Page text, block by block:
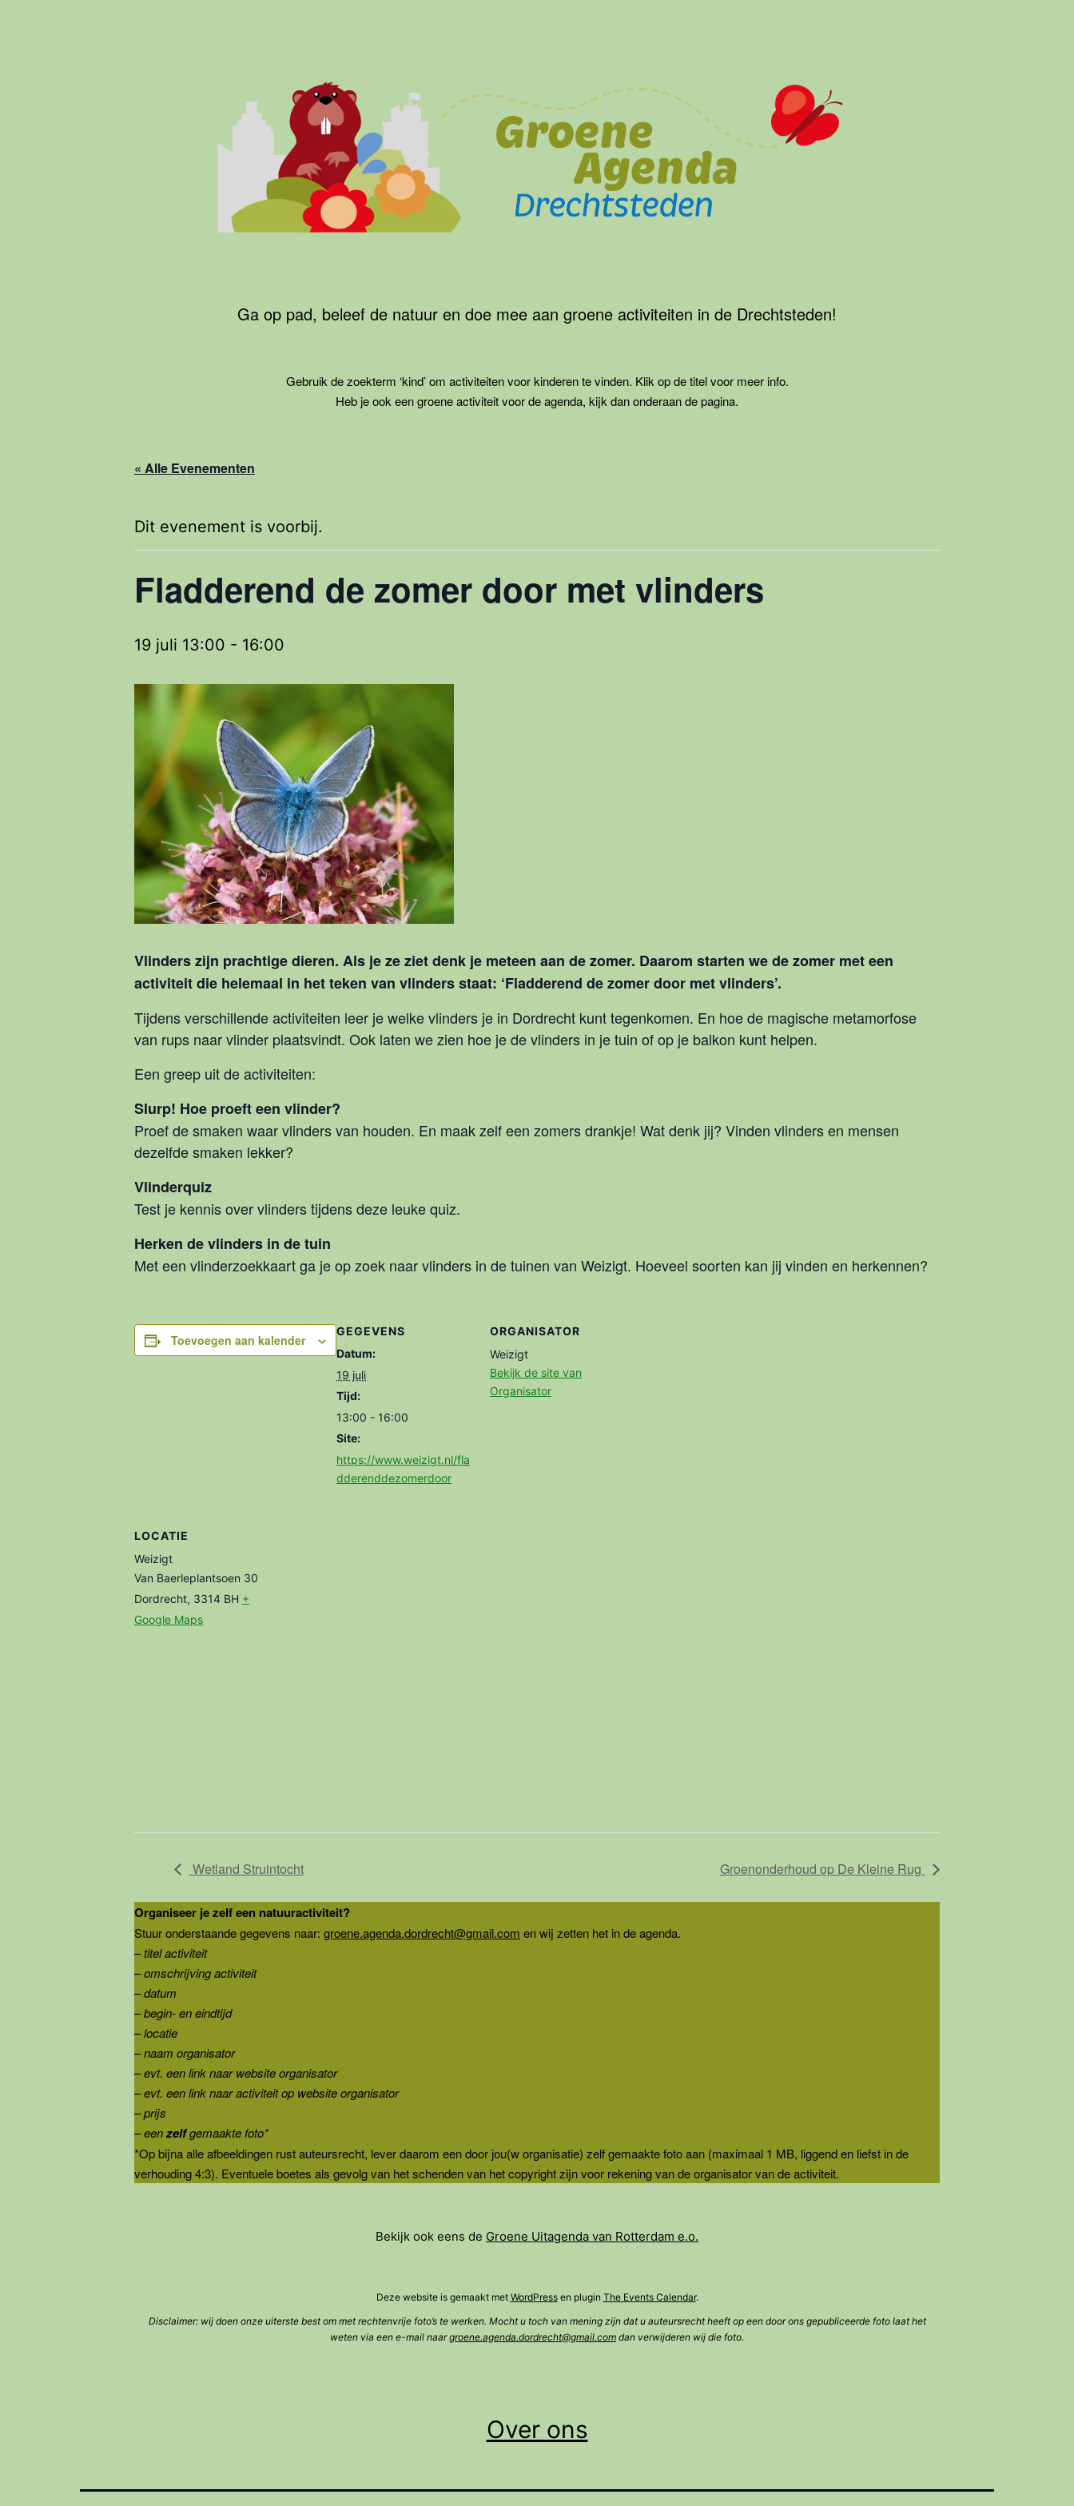
Ga op pad, beleef de natuur en doe mee aan groene activiteiten in de Drechtsteden!
Gebruik de zoekterm ‘kind’ om activiteiten voor kinderen te vinden. Klik op de titel voor meer info.
Heb je ook een groene activiteit voor de agenda, kijk dan onderaan de pagina.
« Alle Evenementen
Dit evenement is voorbij.
Fladderend de zomer door met vlinders
19 juli 13:00 - 16:00
Vlinders zijn prachtige dieren. Als je ze ziet denk je meteen aan de zomer. Daarom starten we de zomer met een
activiteit die helemaal in het teken van vlinders staat: ‘Fladderend de zomer door met vlinders’.
Tijdens verschillende activiteiten leer je welke vlinders je in Dordrecht kunt tegenkomen. En hoe de magische metamorfose
van rups naar vlinder plaatsvindt. Ook laten we zien hoe je de vlinders in je tuin of op je balkon kunt helpen.
Een greep uit de activiteiten:
Slurp! Hoe proeft een vlinder?
Proef de smaken waar vlinders van houden. En maak zelf een zomers drankje! Wat denk jij? Vinden vlinders en mensen
dezelfde smaken lekker?
Vlinderquiz
Test je kennis over vlinders tijdens deze leuke quiz.
Herken de vlinders in de tuin
Met een vlinderzoekkaart ga je op zoek naar vlinders in de tuinen van Weizigt. Hoeveel soorten kan jij vinden en herkennen?
Toevoegen aan kalender
GEGEVENS
Datum:
19 juli
Tijd:
13:00 - 16:00
Site:
https://www.weizigt.nl/fla
dderenddezomerdoor
ORGANISATOR
Weizigt
Bekijk de site van
Organisator
LOCATIE
Weizigt
Van Baerleplantsoen 30
Dordrecht, 3314 BH +
Google Maps
Wetland Struintocht Groenonderhoud op De Kleine Rug
Organiseer je zelf een natuuractiviteit?
Stuur onderstaande gegevens naar: groene.agenda.dordrecht@gmail.com en wij zetten het in de agenda.
– titel activiteit
– omschrijving activiteit
– datum
– begin- en eindtijd
– locatie
– naam organisator
– evt. een link naar website organisator
– evt. een link naar activiteit op website organisator
– prijs
– eenzelfgemaakte foto*
*Op bijna alle afbeeldingen rust auteursrecht, lever daarom een door jou(w organisatie) zelf gemaakte foto aan (maximaal 1 MB, liggend en liefst in de
verhouding 4:3). Eventuele boetes als gevolg van het schenden van het copyright zijn voor rekening van de organisator van de activiteit.
Bekijk ook eens de Groene Uitagenda van Rotterdam e.o.
Deze website is gemaakt met WordPressen plugin The Events Calendar.
Disclaimer: wij doen onze uiterste best om met rechtenvrije foto’s te werken. Mocht u toch van mening zijn dat u auteursrecht heeft op een door ons gepubliceerde foto laat het
weten via een e-mail naargroene.agenda.dordrecht@gmail.com dan verwijderen wij die foto.
Over ons